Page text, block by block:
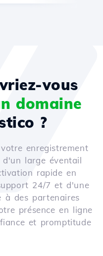
vous
domaine
?
enregistrement
large éventail
rapide en
24/7 et d'une
à des partenaires
présence en ligne
et promptitude